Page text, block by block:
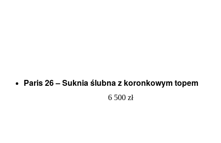
Paris 26 – Suknia ślubna z koronkowym topem
6 500 zł